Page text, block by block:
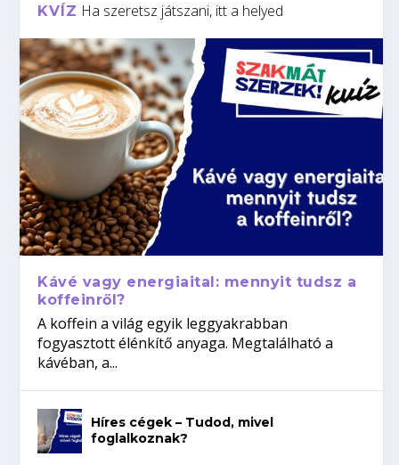
KVÍZ Ha szeretsz játszani, itt a helyed
Kávé vagy energiaital: mennyit tudsz a
koffeinről?
A koffein a világ egyik leggyakrabban
fogyasztott élénkítő anyaga. Megtalálható a
kávéban, a...
Híres cégek – Tudod, mivel
foglalkoznak?